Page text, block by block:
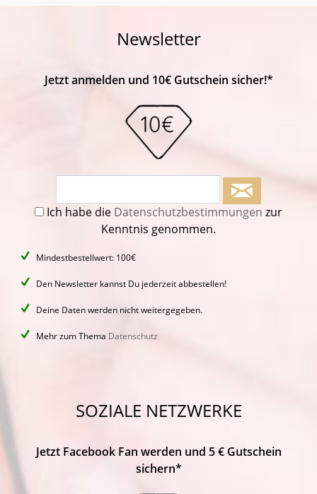
Newsletter
Jetzt anmelden und 10€ Gutschein sicher!*
Ich habe die Datenschutzbestimmungen zur
Kenntnis genommen.
Mindestbestellwert: 100€
Den Newsletter kannst Du jederzeit abbestellen!
Deine Daten werden nicht weitergegeben.
Mehr zum Thema Datenschutz
SOZIALE NETZWERKE
Jetzt Facebook Fan werden und 5 € Gutschein
sichern*